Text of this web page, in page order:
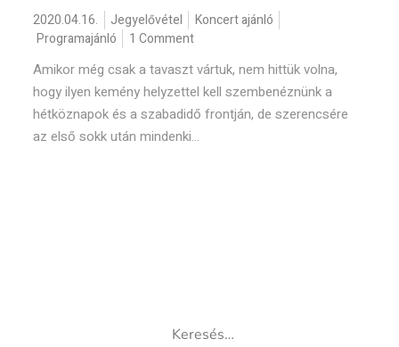
2020.04.16. Jegyelővétel
Koncert ajánló
Programajánló
1 Comment
Amikor még csak a tavaszt vártuk, nem hittük volna,
hogy ilyen kemény helyzettel kell szembenéznünk a
hétköznapok és a szabadidő frontján, de szerencsére
az első sokk után mindenki...